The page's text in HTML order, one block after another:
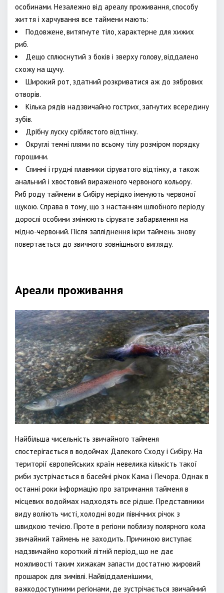
особинами. Незалежно від ареалу проживання, способу
життя і харчування все таймени мають:
Подовжене, витягнуте тіло, характерне для хижих
риб.
Дещо сплюснутий з боків і зверху голову, віддалено
схожу на щучу.
Широкий рот, здатний розкриватися аж до зябрових
отворів.
Кілька рядів надзвичайно гострих, загнутих всередину
зубів.
Дрібну луску сріблястого відтінку.
Округлі темні плями по всьому тілу розміром порядку
горошини.
Спинні і грудні плавники сіруватого відтінку, а також
анальний і хвостовий вираженого червоного кольору.
Риб роду таймени в Сибіру нерідко іменують червоної
щукою. Справа в тому, що з настанням шлюбного періоду
дорослі особини змінюють сірувате забарвлення на
мідно-червоний. Після запліднення ікри таймень знову
повертається до звичного зовнішнього вигляду.
Ареали проживання
Найбільша чисельність звичайного тайменя
спостерігається в водоймах Далекого Сходу і Сибіру. На
території європейських країн невелика кількість такої
риби зустрічається в басейні річок Кама і Печора. Однак в
останні роки інформацію про затримання тайменя в
місцевих водоймах надходять все рідше. Представники
виду воліють чисті, холодні води північних річок з
швидкою течією. Проте в регіони поблизу полярного кола
звичайний таймень не заходить. Причиною виступає
надзвичайно короткий літній період, що не дає
можливості таким хижакам запасти достатню жировий
прошарок для зимівлі. Найвіддаленішими,
важкодоступними регіонами, де зустрічається звичайний